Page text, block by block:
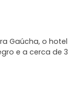
Gaúcha, o
e a cerca de